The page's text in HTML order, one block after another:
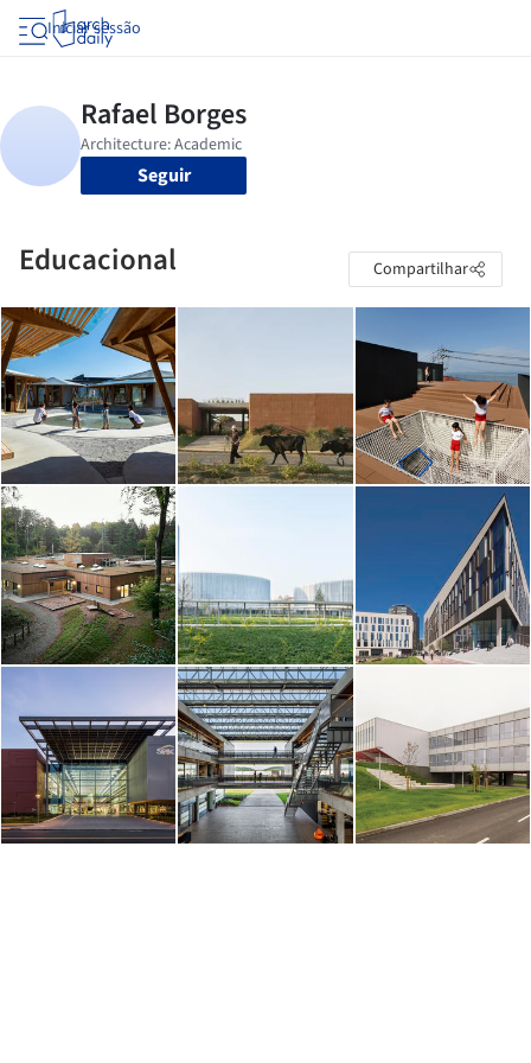
Iniciar sessão
Seguir
Educacional Compartilhar